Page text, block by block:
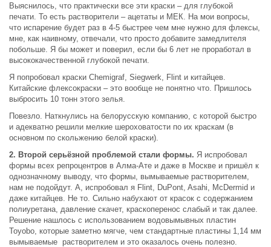
Выяснилось, что практически все эти краски – для глубокой
печати. То есть растворители – ацетаты и МЕК. На мои вопросы,
что испарение будет раз в 4-5 быстрее чем мне нужно для флексы,
мне, как наивному, отвечали, что просто добавите замедлителя
побольше. Я бы может и поверил, если бы 6 лет не проработал в
высококачественной глубокой печати.
Я попробовал краски Chemigraf, Siegwerk, Flint и китайцев.
Китайские флексокраски – это вообще не понятно что. Пришлось
выбросить 10 тонн этого зелья.
Повезло. Наткнулись на белорусскую компанию, с которой быстро
и адекватно решили мелкие шероховатости по их краскам (в
основном по скольжению белой краски).
2. Второй серьёзной проблемой стали формы. Я испробовал
формы всех репроцентров в Алма-Ате и даже в Москве и пришёл к
однозначному выводу, что формы, вымываемые растворителем,
нам не подойдут. А, испробовал я Flint, DuPont, Asahi, McDermid и
даже китайцев. Не то. Сильно набухают от красок с содержанием
полиуретана, давление скачет, краскоперенос слабый и так далее.
Решение нашлось с использованием водовымывных пластин
Toyobo, которые заметно мягче, чем стандартные пластины 1,14 мм
вымываемые растворителем и это оказалось очень полезно.